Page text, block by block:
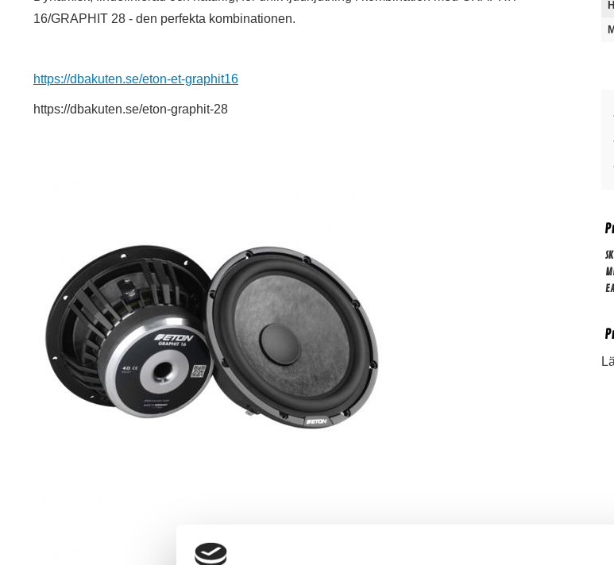
16/GRAPHIT 28 - den perfekta kombinationen.
https://dbakuten.se/eton-et-graphit16
https://dbakuten.se/eton-graphit-28